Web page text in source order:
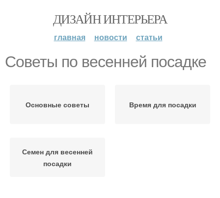
ДИЗАЙН ИНТЕРЬЕРА
главная новости статьи
Советы по весенней посадке
Основные советы Время для посадки
Семен для весенней
посадки